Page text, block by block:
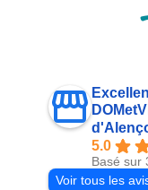
5.0
Basé sur
Voir tous les